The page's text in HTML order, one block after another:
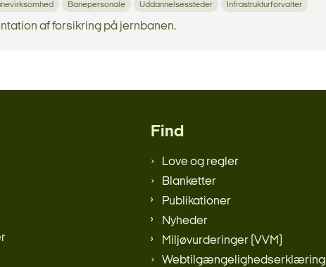
Banepersonale Uddannelsessteder Infrastrukturforvalter
af forsikring på jernbanen.
Find
Love og regler
Blanketter
Publikationer
Nyheder
Miljøvurderinger (VVM)
Webtilgængelighedserklæring